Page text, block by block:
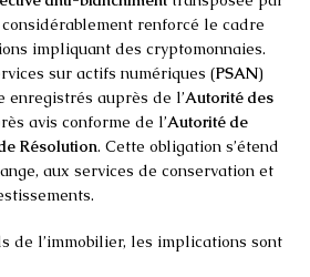
renforcé le cadre
impliquant des cryptomonnaies.
sur actifs numériques (PSAN)
enregistrés auprès de l’Autorité des
avis conforme de l’Autorité de
Résolution. Cette obligation s’étend
aux services de conservation et
de l’immobilier, les implications sont